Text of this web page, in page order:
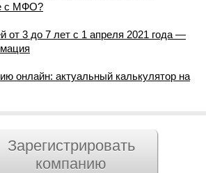
с МФО?
от 3 до 7 лет с 1 апреля 2021 года —
онлайн: актуальный калькулятор на
Зарегистрировать
компанию